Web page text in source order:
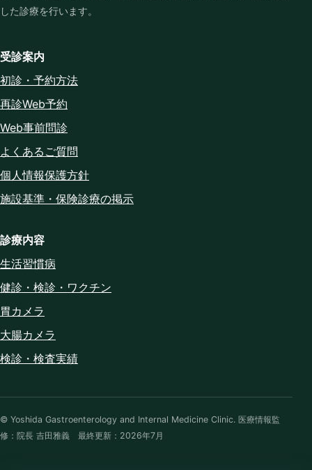
した診療を行います。
受診案内
初診・予約方法
再診Web予約
Web事前問診
よくあるご質問
個人情報保護方針
施設基準・保険診療の掲示
診療内容
生活習慣病
健診・検診・ワクチン
胃カメラ
大腸カメラ
検診・検査実績
© Yoshida Gastroenterology and Internal Medicine Clinic. 医療情報監
修：院長 吉田雅義 最終更新：2026年7月